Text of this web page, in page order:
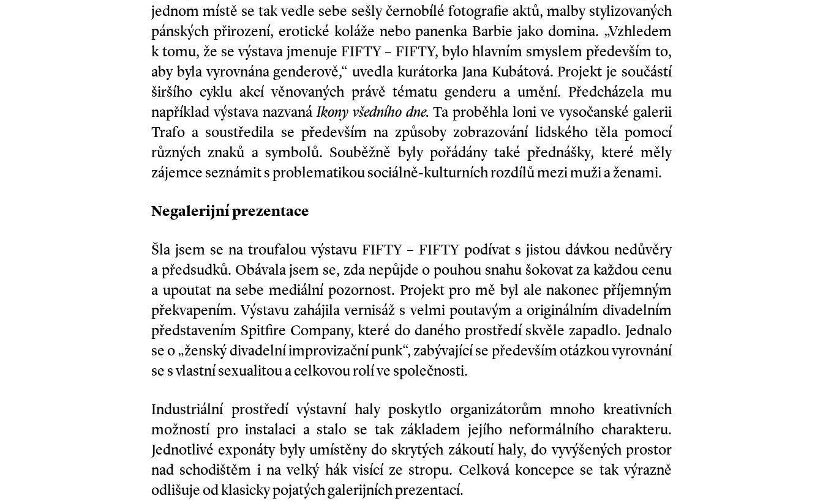
jednom místě se tak vedle sebe sešly černobílé fotografie aktů, malby stylizovaných
pánských přirození, erotické koláže nebo panenka Barbie jako domina. „Vzhledem
k tomu, že se výstava jmenuje FIFTY – FIFTY, bylo hlavním smyslem především to,
aby byla vyrovnána genderově,“ uvedla kurátorka Jana Kubátová. Projekt je součástí
širšího cyklu akcí věnovaných právě tématu genderu a umění. Předcházela mu
například výstava nazvanáIkony všedního dne. Ta proběhla loni ve vysočanské galerii
Trafo a soustředila se především na způsoby zobrazování lidského těla pomocí
různých znaků a symbolů. Souběžně byly pořádány také přednášky, které měly
zájemce seznámit s problematikou sociálně-kulturních rozdílů mezi muži a ženami.
Negalerijní prezentace
Šla jsem se na troufalou výstavu FIFTY – FIFTY podívat s jistou dávkou nedůvěry
a předsudků. Obávala jsem se, zda nepůjde o pouhou snahu šokovat za každou cenu
a upoutat na sebe mediální pozornost. Projekt pro mě byl ale nakonec příjemným
překvapením. Výstavu zahájila vernisáž s velmi poutavým a originálním divadelním
představením Spitfire Company, které do daného prostředí skvěle zapadlo. Jednalo
se o „ženský divadelní improvizační punk“, zabývající se především otázkou vyrovnání
se s vlastní sexualitou a celkovou rolí ve společnosti.
Industriální prostředí výstavní haly poskytlo organizátorům mnoho kreativních
možností pro instalaci a stalo se tak základem jejího neformálního charakteru.
Jednotlivé exponáty byly umístěny do skrytých zákoutí haly, do vyvýšených prostor
nad schodištěm i na velký hák visící ze stropu. Celková koncepce se tak výrazně
odlišuje od klasicky pojatých galerijních prezentací.